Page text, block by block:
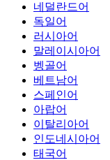
네덜란드어
독일어
러시아어
말레이시아어
벵골어
베트남어
스페인어
아랍어
이탈리아어
인도네시아어
태국어